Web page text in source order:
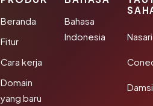
Beranda
Fitur
Cara kerja
Domain
yang baru
Bahasa
Indonesia